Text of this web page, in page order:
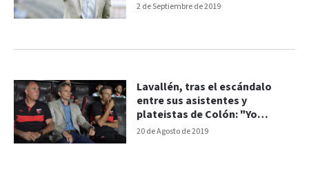
2 de Septiembre de 2019
20 de Agosto de 2019
Lavallén, tras el escándalo
entre sus asistentes y
plateistas de Colón: "Yo
trabajo para la gente que